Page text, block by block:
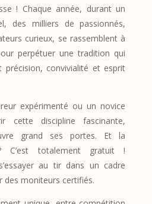
! Chaque année, durant un
des milliers de passionnés,
curieux, se rassemblent à
perpétuer une tradition qui
précision, convivialité et esprit
expérimenté ou un novice
cette discipline fascinante,
grand ses portes. Et la
C’est totalement gratuit !
au tir dans un cadre
des moniteurs certifiés.